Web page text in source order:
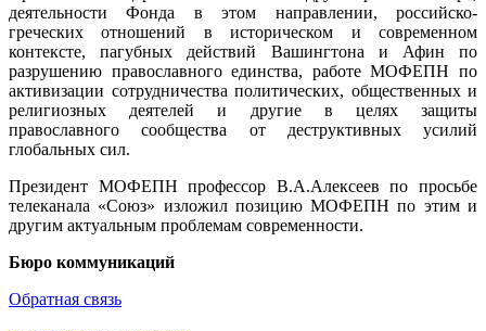
деятельности Фонда в этом направлении, российско-
греческих отношений в историческом и современном
контексте, пагубных действий Вашингтона и Афин по
разрушению православного единства, работе МОФЕПН по
активизации сотрудничества политических, общественных и
религиозных деятелей и другие в целях защиты
православного сообщества от деструктивных усилий
глобальных сил.
Президент МОФЕПН профессор В.А.Алексеев по просьбе
телеканала «Союз» изложил позицию МОФЕПН по этим и
другим актуальным проблемам современности.
Бюро коммуникаций
Обратная связь